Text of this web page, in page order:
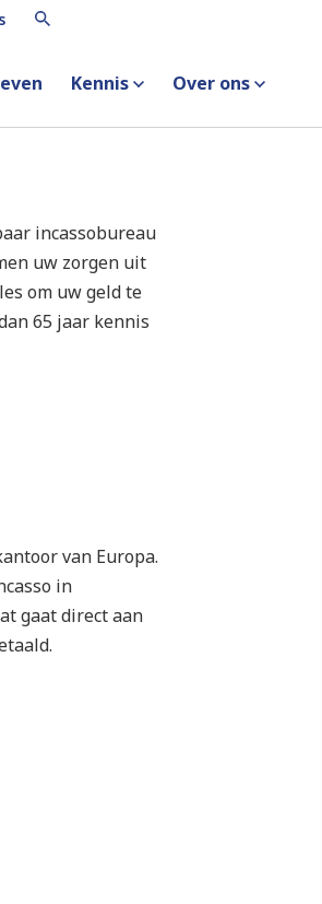
Kennis Over ons
incassobureau
uw zorgen uit
om uw geld te
65 jaar kennis
van Europa.
in
gaat direct aan